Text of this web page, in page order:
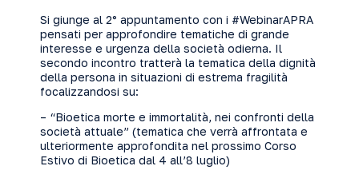
Si giunge al 2° appuntamento con i #WebinarAPRA
pensati per approfondire tematiche di grande
interesse e urgenza della società odierna. Il
secondo incontro tratterà la tematica della dignità
della persona in situazioni di estrema fragilità
focalizzandosi su:
– “Bioetica morte e immortalità, nei confronti della
società attuale” (tematica che verrà affrontata e
ulteriormente approfondita nel prossimo Corso
Estivo di Bioetica dal 4 all’8 luglio)